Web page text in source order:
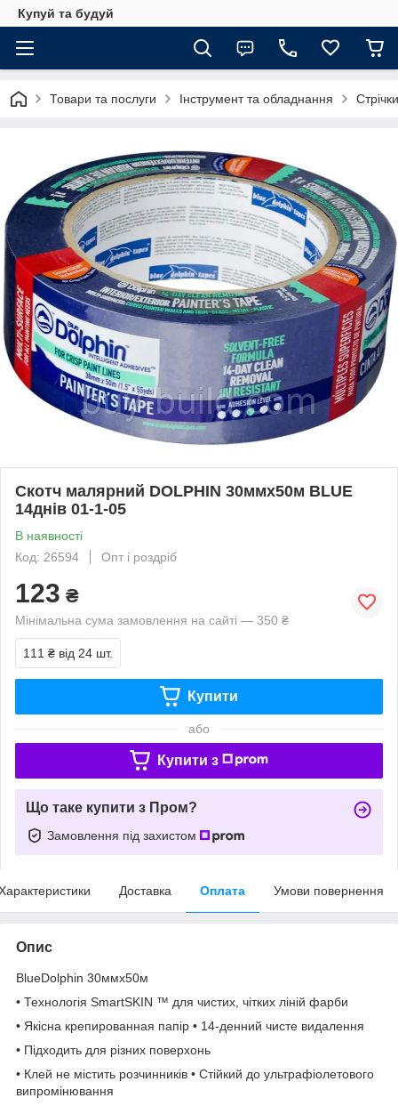
Купуй та будуй
Товари та послуги Інструмент та обладнання
Скотч малярний DOLPHIN 30ммх50м BLUE
14днів 01-1-05
В наявності
Код: 26594
Опт і роздріб
123 ₴
Мінімальна сума замовлення на сайті — 350 ₴
111 ₴ від 24 шт.
Купити
або
Купити з
Що таке купити з Пром?
Замовлення під захистом
Доставка Оплата Умови повернення
Опис
BlueDolphin 30ммх50м
• Технологія SmartSKIN ™ для чистих, чітких ліній фарби
• Якісна крепированная папір • 14-денний чисте видалення
• Підходить для різних поверхонь
• Клей не містить розчинників • Стійкий до ультрафіолетового
випромінювання